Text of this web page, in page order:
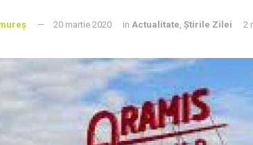
20 martie 2020 in Actualitate, Știrile Zilei 2